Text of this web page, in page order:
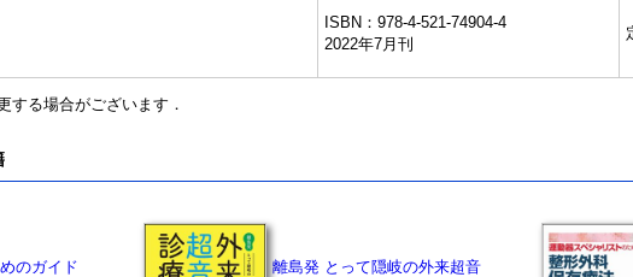
ISBN：978-4-521-74904-4
2022年7月刊
る場合がございます．
のガイド
離島発 とって隠岐の外来超音